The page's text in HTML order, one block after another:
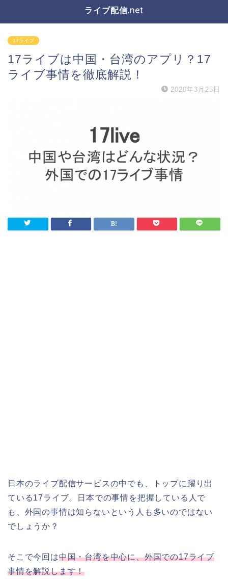
ライブ配信.net
17ライブ
17ライブは中国・台湾のアプリ？17
ライブ事情を徹底解説！
2020年3月25日
日本のライブ配信サービスの中でも、トップに躍り出
ている17ライブ。日本での事情を把握している人で
も、外国の事情は知らないという人も多いのではない
でしょうか？
そこで今回は中国・台湾を中心に、外国での17ライブ
事情を解説します！